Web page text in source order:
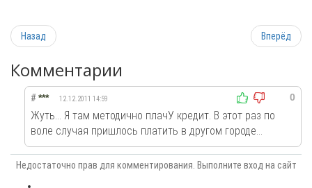
Назад Вперёд
Комментарии
0
# *** 12.12.2011 14:59
Жуть... Я там методично плачУ кредит. В этот раз по
воле случая пришлось платить в другом городе...
Недостаточно прав для комментирования. Выполните вход на сайт